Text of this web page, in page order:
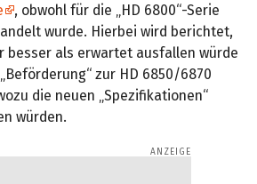
, obwohl für die „HD 6800“-Serie
wurde. Hierbei wird berichtet,
besser als erwartet ausfallen würde
zur HD 6850/6870
die neuen „Spezifikationen“
würden.